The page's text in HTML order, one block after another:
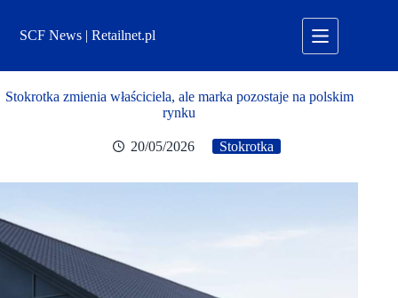
treściSCF News | Retailnet.pl
Stokrotka zmienia właściciela, ale marka pozostaje na polskim
rynku
20/05/2026 Stokrotka